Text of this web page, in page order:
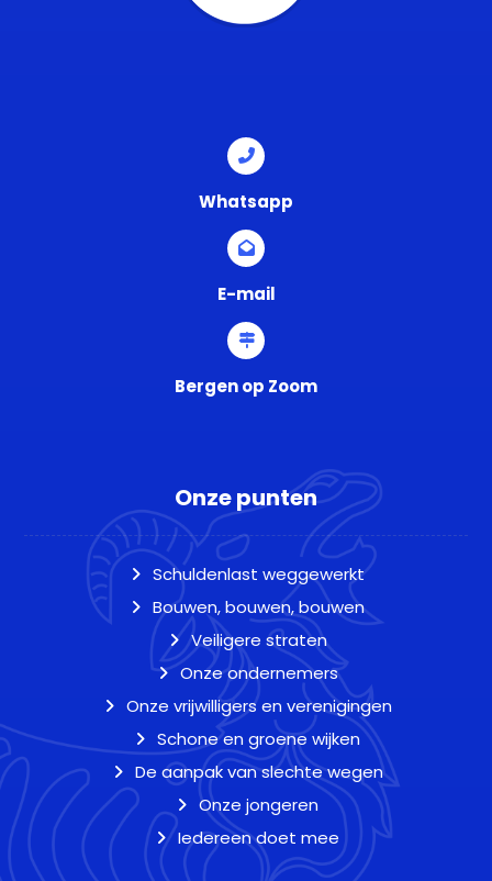
Whatsapp
E-mail
Bergen op Zoom
Onze punten
Schuldenlast weggewerkt
Bouwen, bouwen, bouwen
Veiligere straten
Onze ondernemers
Onze vrijwilligers en verenigingen
Schone en groene wijken
De aanpak van slechte wegen
Onze jongeren
Iedereen doet mee